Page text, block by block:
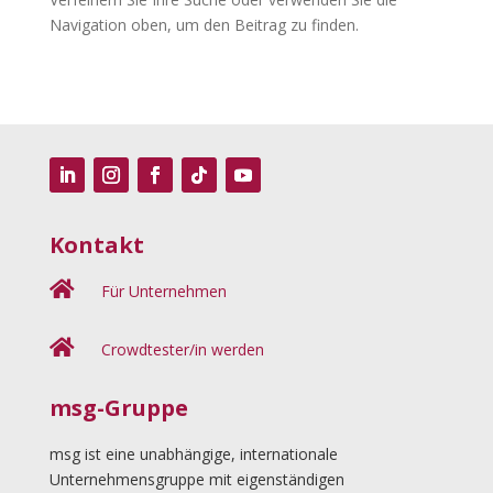
Navigation oben, um den Beitrag zu finden.
Kontakt
 Für Unternehmen
 Crowdtester/in werden
msg-Gruppe
msg ist eine unabhängige, internationale
Unternehmensgruppe mit eigenständigen